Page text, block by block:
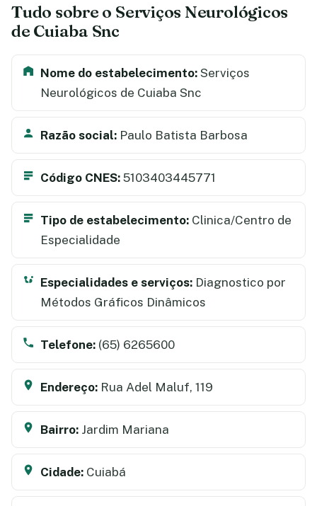
Tudo sobre o Serviços Neurológicos
de Cuiaba Snc
Nome do estabelecimento: Serviços
Neurológicos de Cuiaba Snc
Razão social: Paulo Batista Barbosa
Código CNES: 5103403445771
Tipo de estabelecimento: Clinica/Centro de
Especialidade
Especialidades e serviços: Diagnostico por
Métodos Gráficos Dinâmicos
Telefone: (65) 6265600
Endereço: Rua Adel Maluf, 119
Bairro: Jardim Mariana
Cidade: Cuiabá